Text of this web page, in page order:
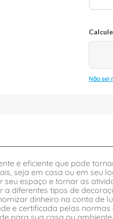
Não sei
e eficiente que pode
seja em casa ou em seu
espaço e tornar as
diferentes tipos de
dinheiro na conta de
e certificada pelas
para sua casa ou